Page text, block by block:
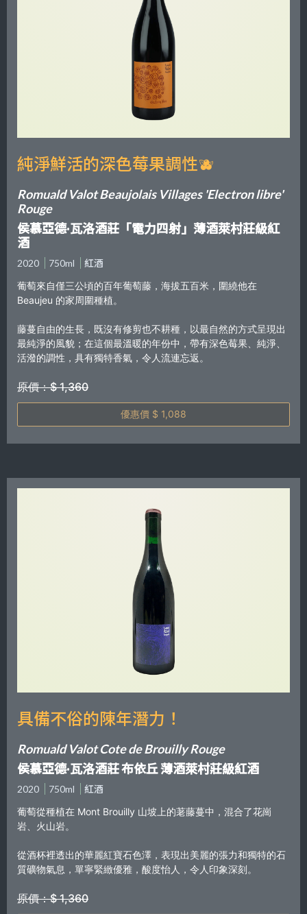
純淨鮮活的深色莓果調性🫐
Romuald Valot Beaujolais Villages 'Electron libre'
Rouge
侯慕亞德·瓦洛酒莊「電力四射」薄酒萊村莊級紅
酒
2020 750ml
紅酒
葡萄來自僅三公頃的百年葡萄藤，海拔五百米，圍繞他在
Beaujeu 的家周圍種植。
藤蔓自由的生長，既沒有修剪也不耕種，以最自然的方式呈現出
最純淨的風貌；在這個最溫暖的年份中，帶有深色莓果、純淨、
活潑的調性，具有獨特香氣，令人流連忘返。
原價：$ 1,360
優惠價 $ 1,088
具備不俗的陳年潛力！
Romuald Valot Cote de Brouilly Rouge
侯慕亞德·瓦洛酒莊 布依丘 薄酒萊村莊級紅酒
2020 750ml
紅酒
葡萄從種植在 Mont Brouilly 山坡上的荖藤蔓中，混合了花崗
岩、火山岩。
從酒杯裡透出的華麗紅寶石色澤，表現出美麗的張力和獨特的石
質礦物氣息，單寧緊緻優雅，酸度怡人，令人印象深刻。
原價：$ 1,360